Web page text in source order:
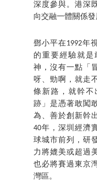
深度參與。港深
向交融一體關係發
鄧小平在1992年
的重要經驗就
神，沒有一點「
呀、勁啊，就走
條新路，就幹不
跡」是憑著敢闖
為、善於創新幹
40年，深圳經濟
球城市前列，研
力將媲美或超過
也必將賽過東京
灣區。